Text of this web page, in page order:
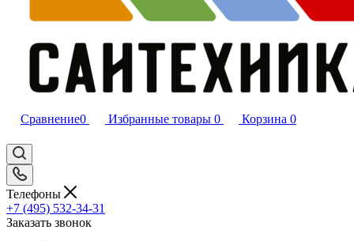
Сравнение0 Избранные товары 0 Корзина 0
Телефоны
+7 (495) 532‑34‑31
Заказать звонок